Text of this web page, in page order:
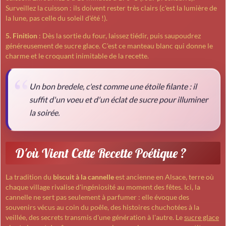
Surveillez la cuisson : ils doivent rester très clairs (c'est la lumière de
la lune, pas celle du soleil d'été !).
5. Finition : Dès la sortie du four, laissez tiédir, puis saupoudrez
généreusement de sucre glace. C'est ce manteau blanc qui donne le
charme et le croquant inimitable de la recette.
Un bon bredele, c'est comme une étoile filante : il
suffit d'un voeu et d'un éclat de sucre pour illuminer
la soirée.
D'où Vient Cette Recette Poétique ?
La tradition du biscuit à la cannelleest ancienne en Alsace, terre où
chaque village rivalise d'ingéniosité au moment des fêtes. Ici, la
cannelle ne sert pas seulement à parfumer : elle évoque des
souvenirs vécus au coin du poêle, des histoires chuchotées à la
veillée, des secrets transmis d'une génération à l'autre. Lesucre glace